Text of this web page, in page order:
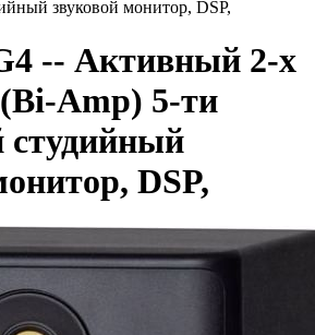
звуковой монитор, DSP,
-- Активный 2-х
Amp) 5-ти
DSP,